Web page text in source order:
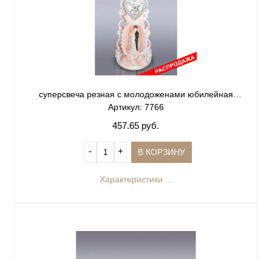
суперсвеча резная с молодоженами юбилейная
персиковая 25
Артикул: 7766
457.65 руб.
‐ + В КОРЗИНУ
Характеристики ...